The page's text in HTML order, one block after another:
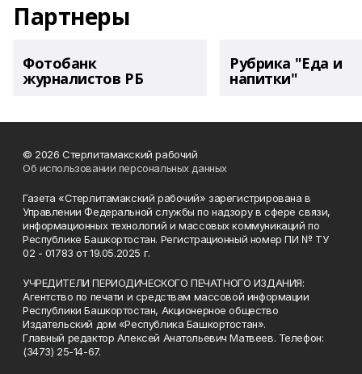
Партнеры
Фотобанк
журналистов РБ
Рубрика "Еда и
напитки"
© 2026 Стерлитамакский рабочий
Об использовании персональных данных
Газета «Стерлитамакский рабочий» зарегистрирована в
Управлении Федеральной службы по надзору в сфере связи,
информационных технологий и массовых коммуникаций по
Республике Башкортостан. Регистрационный номер ПИ № ТУ
02 - 01783 от 19.05.2025 г.
УЧРЕДИТЕЛИ ПЕРИОДИЧЕСКОГО ПЕЧАТНОГО ИЗДАНИЯ:
Агентство по печати и средствам массовой информации
Республики Башкортостан, Акционерное общество
Издательский дом «Республика Башкортостан».
Главный редактор Алексей Анатольевич Матвеев. Телефон:
(3473) 25-14-67.